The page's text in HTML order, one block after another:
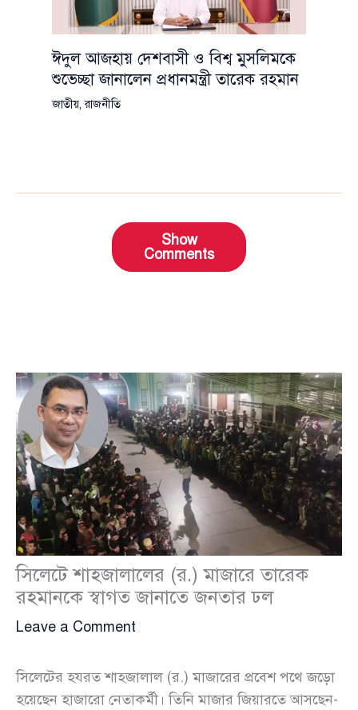
ঈদুল আজহায় দেশবাসী ও বিশ্ব মুসলিমকে
শুভেচ্ছা জানালেন প্রধানমন্ত্রী তারেক রহমান
জাতীয়,রাজনীতি
Show
Comments
সিলেটে শাহজালালের (র.) মাজারে তারেক
রহমানকে স্বাগত জানাতে জনতার ঢল
Leave a Comment
সিলেটের হযরত শাহজালাল (র.) মাজারের প্রবেশ পথে জড়ো
হয়েছেন হাজারো নেতাকর্মী। তিনি মাজার জিয়ারতে আসছেন-